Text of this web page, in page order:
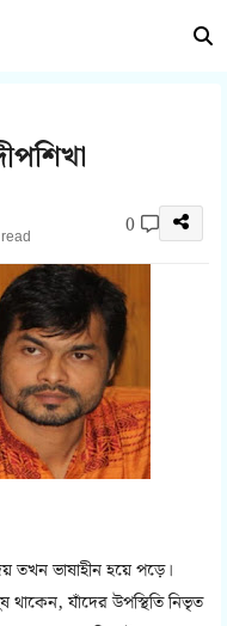
0
তখন ভাষাহীন হয়ে পড়ে।
যাঁদের উপস্থিতি নিভৃত